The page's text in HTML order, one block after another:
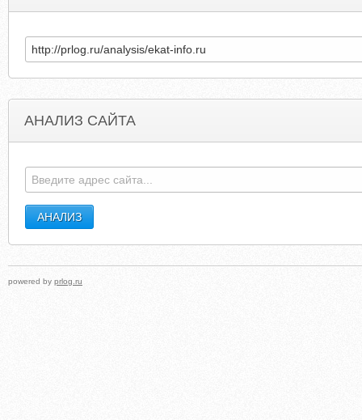
АНАЛИЗ САЙТА
powered by prlog.ru